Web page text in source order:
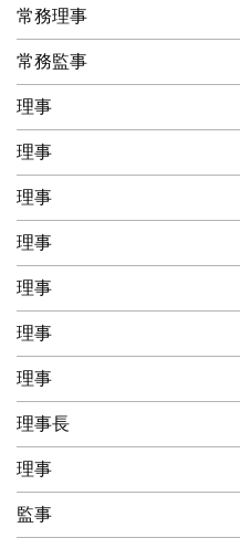
常務理事
常務監事
理事
理事
理事
理事
理事
理事
理事
理事長
理事
監事